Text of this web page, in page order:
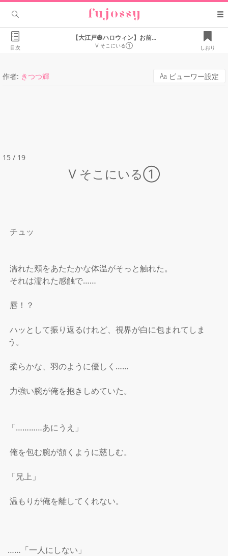
目次
【大江戸🎃ハロウィン】お前...
Ⅴ そこにいる① しおり
作者: きつつ輝 ビューワー設定
15 / 19
Ⅴ そこにいる①
う。
「…………あにうえ」
「兄上」
……「一人にしない」